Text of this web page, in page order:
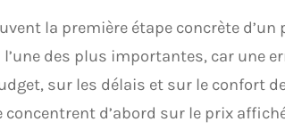
la première étape concrète d’un
des plus importantes, car une
sur les délais et sur le confort
concentrent d’abord sur le prix